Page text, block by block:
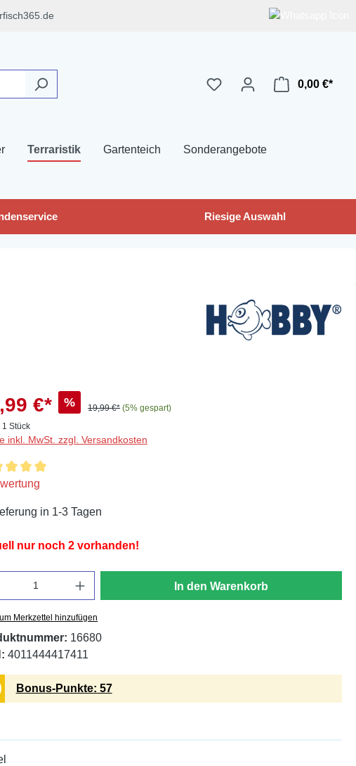
0,00 €*
Terraristik Gartenteich Sonderangebote
Riesige Auswahl
€* % 19,99 €* (5% gespart)
1 Stück
inkl. MwSt. zzgl. Versandkosten
Bewertung von 5 von 5 Sternen
in 1-3 Tagen
nur noch 2 vorhanden!
In den Warenkorb
Merkzettel hinzufügen
16680
4011444417411
Bonus-Punkte: 57